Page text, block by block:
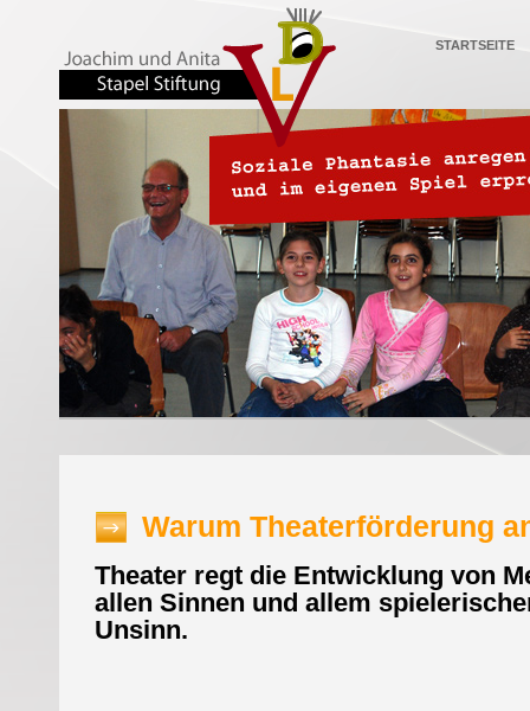
STARTSEITE
Warum Theaterförderung
Theater regt die Entwicklung von
allen Sinnen und allem
Unsinn.